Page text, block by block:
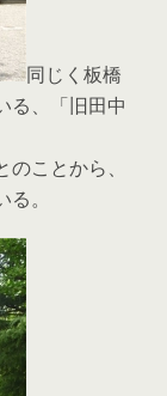
同じく板橋
る、「旧田中
ことから、
。